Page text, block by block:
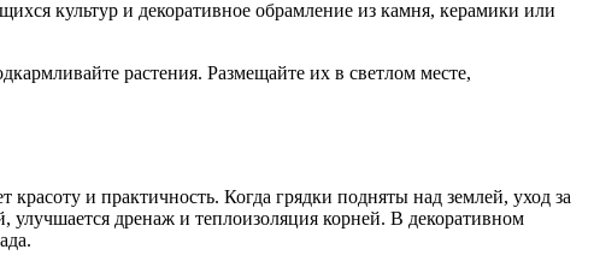
культур и декоративное обрамление из камня, керамики или
растения. Размещайте их в светлом месте,
и практичность. Когда грядки подняты над землей, уход за
улучшается дренаж и теплоизоляция корней. В декоративном